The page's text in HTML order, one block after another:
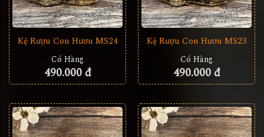
Kệ Rượu Con Hươu MS24
Có Hàng
490.000 đ
Kệ Rượu Con Hươu MS23
Có Hàng
490.000 đ